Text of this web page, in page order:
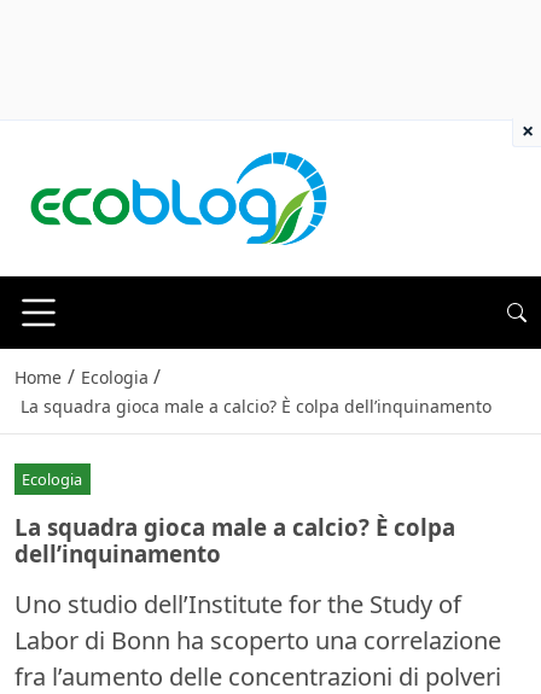
Home / Ecologia /
La squadra gioca male a calcio? È colpa dell’inquinamento
Ecologia
La squadra gioca male a calcio? È colpa
dell’inquinamento
Uno studio dell’Institute for the Study of
Labor di Bonn ha scoperto una correlazione
fra l’aumento delle concentrazioni di polveri
×